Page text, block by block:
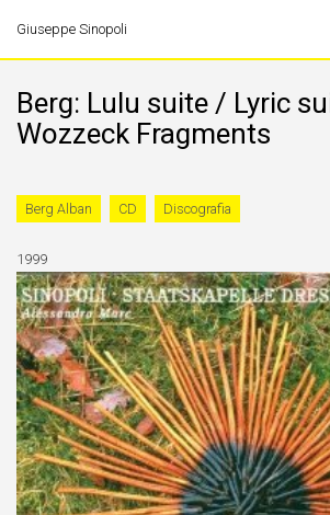
Giuseppe Sinopoli
Berg: Lulu suite / Lyric
Wozzeck Fragments
Berg Alban CD Discografia
1999